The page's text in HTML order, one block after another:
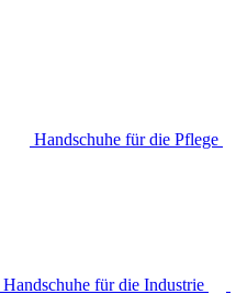
Handschuhe für die Pflege
Handschuhe für die Industrie